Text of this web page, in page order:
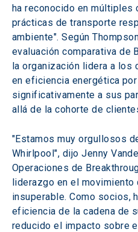
ha reconocido en múltiples
prácticas de transporte
ambiente". Según
evaluación comparativa de
la organización lidera a los
en eficiencia energética
significativamente a sus
allá de la cohorte de
"Estamos muy orgullosos
Whirlpool", dijo Jenny
Operaciones de
liderazgo en el movimiento
insuperable. Como socios,
eficiencia de la cadena de
reducido el impacto sobre